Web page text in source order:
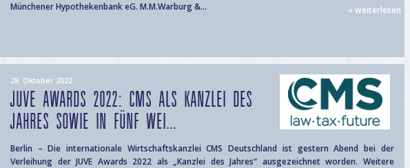
Münchener Hypothekenbank eG. M.M.Warburg &...
» weiterlesen
28. Oktober 2022
JUVE AWARDS 2022: CMS ALS KANZLEI DES
JAHRES SOWIE IN FÜNF WEI...
Berlin – Die internationale Wirtschaftskanzlei CMS Deutschland ist gestern Abend bei der
Verleihung der JUVE Awards 2022 als „Kanzlei des Jahres“ ausgezeichnet worden. Weitere